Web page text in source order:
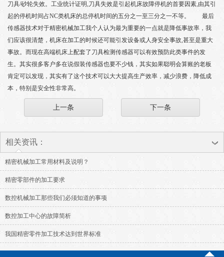
刀具/砂轮失效。工业统计证明,刀具失效是引起机床故障停机的首要因素,由其引
起的停机时间占NC类机床的总停机时间的五分之一至三分之一不等。 最后
传感器技术对于精密机械加工我个人认为最为重要的一点就是降低事故率，我
们应该很清楚，机床在加工的时候还可能引发设备或人身安全事故,甚至是重大
事故。而现在高端机床上配套了刀具检测传感器可以有效预防此类事件的发
生。其实很多客户多在说假装传感器也要不少钱，其实如果聪明会算账的老板
肯定可以发现，其实有了这个技术可以大大提高生产效率，减少浪费，降低成
本，特别是安全性非常高。
上一条 下一条
相关资讯：
精密机械加工常用材料及说明？
精密零部件的加工要求
数控机械加工那些我们必须知道的事项
数控加工中心的故障简析
我国精密零件加工技术达到世界标准